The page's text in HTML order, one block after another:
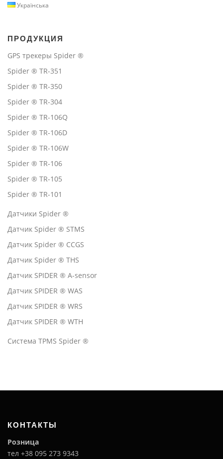
Українська
ПРОДУКЦИЯ
GPS трекеры Spider ®
Spider ® TR-351
Spider ® TR-350
Spider ® TR-304
Spider ® TR-106Q
Spider ® TR-106D
Spider ® TR-106W
Spider ® TR-106
Spider ® TR-105
Spider ® TR-101
Датчики Spider ®
Датчик Spider ® STMS
Датчик Spider ® CCGS
Датчик Spider ® THS
Датчик SPIDER ® A-sensor
Датчик SPIDER ® WAS
Датчик SPIDER ® WRS
Датчик SPIDER ® WTH
Система TPMS Spider ®
КОНТАКТЫ
Розница
тел +38 095 273 9343